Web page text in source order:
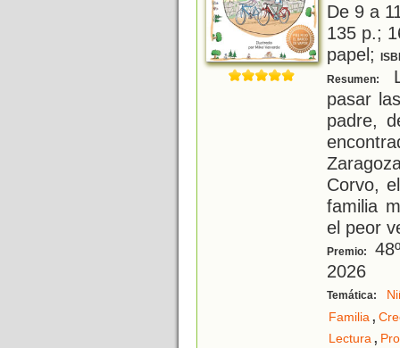
De 9 a
135 p.;
papel;
Resumen:
pasar
padre,
Corvo,
familia
el peor
Premio:
2026
Temática:
Familia,
Lectura,